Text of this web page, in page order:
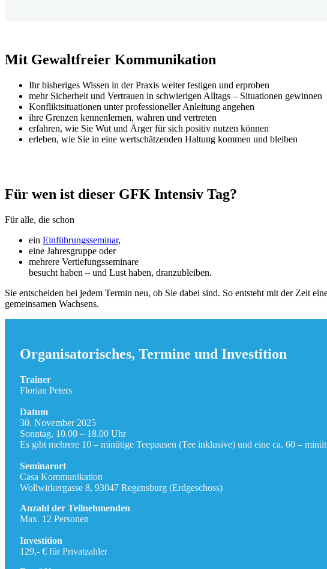
Mit Gewaltfreier Kommunikation
Ihr bisheriges Wissen in der Praxis weiter festigen und erproben
mehr Sicherheit und Vertrauen in schwierigen Alltags – Situationen gewinnen
Konfliktsituationen unter professioneller Anleitung angehen
ihre Grenzen kennenlernen, wahren und vertreten
erfahren, wie Sie Wut und Ärger für sich positiv nutzen können
erleben, wie Sie in eine wertschätzenden Haltung kommen und bleiben
Für wen ist dieser GFK Intensiv Tag?
Für alle, die schon
ein Einführungsseminar,
eine Jahresgruppe oder
mehrere Vertiefungsseminare
besucht haben – und Lust haben, dranzubleiben.
Sie entscheiden bei jedem Termin neu, ob Sie dabei sind. So entsteht mit der Zeit
gemeinsamen Wachsens.
Organisatorisches, Termine und Investition
Trainer
Florian Peters
Datum
30. November 2025
Sonntag, 10.00 – 18.00 Uhr
Es gibt mehrere 10 – minütige Teepausen (Tee inklusive) und eine ca. 60 –
Seminarort
Casa Kommunikation
Wollwirkergasse 8, 93047 Regensburg (Erdgeschoss)
Anzahl der Teilnehmenden
Max. 12 Personen
Investition
129,- € für Privatzahler